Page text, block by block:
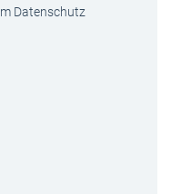
Datenschutz